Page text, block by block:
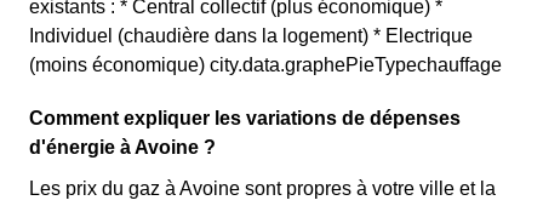
existants : * Central collectif (plus économique) *
Individuel (chaudière dans la logement) * Electrique
(moins économique) city.data.graphePieTypechauffage
Comment expliquer les variations de dépenses
d'énergie à Avoine ?
Les prix du gaz à Avoine sont propres à votre ville et la